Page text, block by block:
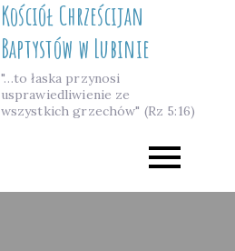
Kościół Chrześcijan
Baptystów w Lubinie
"…to łaska przynosi
usprawiedliwienie ze
wszystkich grzechów" (Rz 5:16)